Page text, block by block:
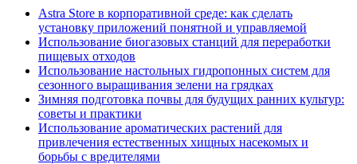
Astra Store в корпоративной среде: как сделать
установку приложений понятной и управляемой
Использование биогазовых станций для переработки
пищевых отходов
Использование настольных гидропонных систем для
сезонного выращивания зелени на грядках
Зимняя подготовка почвы для будущих ранних культур:
советы и практики
Использование ароматических растений для
привлечения естественных хищных насекомых и
борьбы с вредителями